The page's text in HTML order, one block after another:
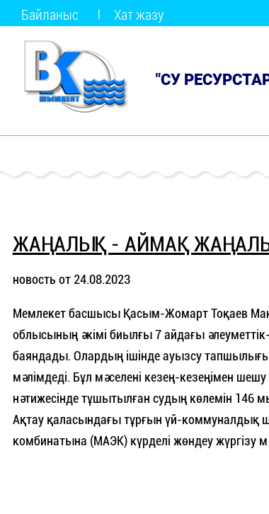
Байланыс Хат жазу
"СУ
ЖАҢАЛЫҚ - АЙМАҚ
новость от 24.08.2023
Мемлекет басшысы Қасым-Жомарт Тоқаев
облысының әкімі биылғы 7 айдағы
баяндады. Олардың ішінде ауызсу
мәлімдеді. Бұл мәселені кезең-кезеңімен
нәтижесінде тұшытылған судың көлемін 146
Ақтау қаласындағы тұрғын үй-коммуналдық
комбинатына (МАЭК) күрделі жөндеу жүргізу